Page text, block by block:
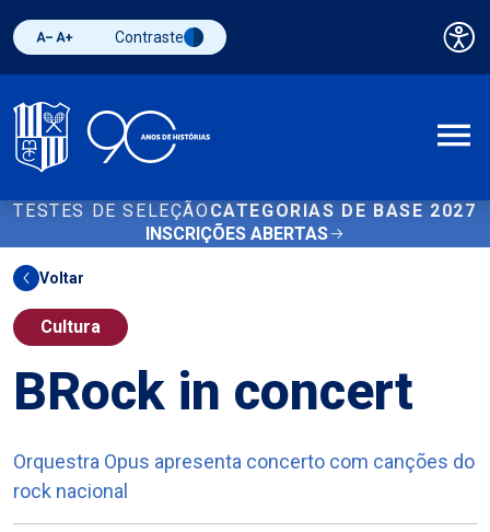
Diminuir fonte
Aumentar fonteAlternar contraste
Contraste
TESTES DE SELEÇÃO CATEGORIAS DE BASE 2027
INSCRIÇÕES ABERTAS
Voltar
Cultura
BRock in concert
Orquestra Opus apresenta concerto com canções do
rock nacional